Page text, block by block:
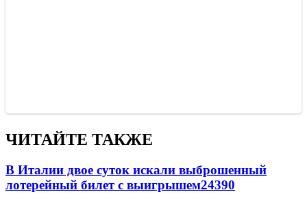
ЧИТАЙТЕ ТАКЖЕ
В Италии двое суток искали выброшенный
лотерейный билет с выигрышем24390